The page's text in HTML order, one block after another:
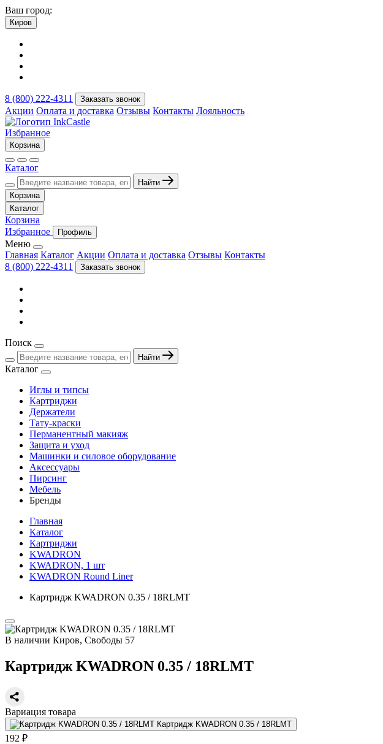
Ваш город:
Киров
8 (800) 222-4311 Заказать звонок
Акции Оплата и доставка Отзывы Контакты Лояльность
Избранное
Корзина
Каталог
Найти
Корзина
Каталог
Корзина
Избранное
Профиль
Меню
Главная Каталог Акции Оплата и доставка Отзывы Контакты
8 (800) 222-4311
Заказать звонок
Поиск
Найти
Каталог
Иглы и типсы
Картриджи
Держатели
Тату-краски
Перманентный макияж
Защита и уход
Машинки и силовое оборудование
Аксессуары
Пирсинг
Мебель
Бренды
Главная
Каталог
Картриджи
KWADRON
KWADRON, 1 шт
KWADRON Round Liner
Картридж KWADRON 0.35 / 18RLMT
В наличии Киров, Свободы 57
Картридж KWADRON 0.35 / 18RLMT
Вариация товара
Картридж KWADRON 0.35 / 18RLMT
192 ₽